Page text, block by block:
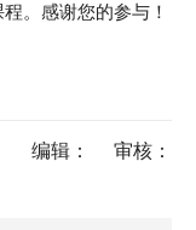
。感谢您的参与！
编辑： 审核：